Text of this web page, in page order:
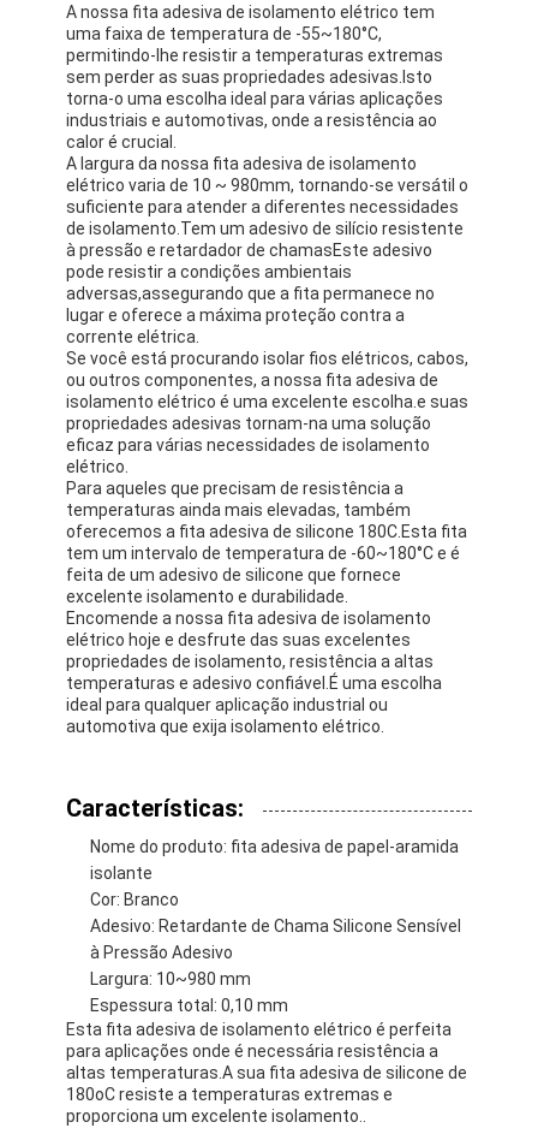
Casa
Produtos
Sobre nós
A nossa fita adesiva de isolamento elétrico tem
uma faixa de temperatura de -55~180°C,
permitindo-lhe resistir a temperaturas extremas
sem perder as suas propriedades adesivas.Isto
torna-o uma escolha ideal para várias aplicações
industriais e automotivas, onde a resistência ao
calor é crucial.
A largura da nossa fita adesiva de isolamento
elétrico varia de 10 ~ 980mm, tornando-se versátil o
suficiente para atender a diferentes necessidades
de isolamento.Tem um adesivo de silício resistente
à pressão e retardador de chamasEste adesivo
pode resistir a condições ambientais
adversas,assegurando que a fita permanece no
lugar e oferece a máxima proteção contra a
corrente elétrica.
Se você está procurando isolar fios elétricos, cabos,
ou outros componentes, a nossa fita adesiva de
isolamento elétrico é uma excelente escolha.e suas
propriedades adesivas tornam-na uma solução
eficaz para várias necessidades de isolamento
elétrico.
Para aqueles que precisam de resistência a
temperaturas ainda mais elevadas, também
oferecemos a fita adesiva de silicone 180C.Esta fita
tem um intervalo de temperatura de -60~180°C e é
feita de um adesivo de silicone que fornece
excelente isolamento e durabilidade.
Encomende a nossa fita adesiva de isolamento
elétrico hoje e desfrute das suas excelentes
propriedades de isolamento, resistência a altas
temperaturas e adesivo confiável.É uma escolha
ideal para qualquer aplicação industrial ou
automotiva que exija isolamento elétrico.
Características:
Nome do produto: fita adesiva de papel-aramida
isolante
Cor: Branco
Adesivo: Retardante de Chama Silicone Sensível
à Pressão Adesivo
Largura: 10~980 mm
Espessura total: 0,10 mm
Esta fita adesiva de isolamento elétrico é perfeita
para aplicações onde é necessária resistência a
altas temperaturas.A sua fita adesiva de silicone de
180oC resiste a temperaturas extremas e
proporciona um excelente isolamento..